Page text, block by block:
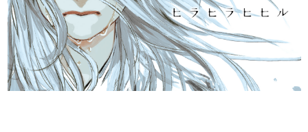
若ゲのいたり〜ゲームクリエイターの青春〜
『うつヌケ』『ペンと箸』等で知られるマンガ家・田中圭
一先生によるゲーム業界レポートマンガです。
なんでゲームは面白い？
ゲーム開発者・hamatsu氏がゲームの魅力を画面や操作の
具体的な形から解き明かしていく、硬派で骨太な評論連載